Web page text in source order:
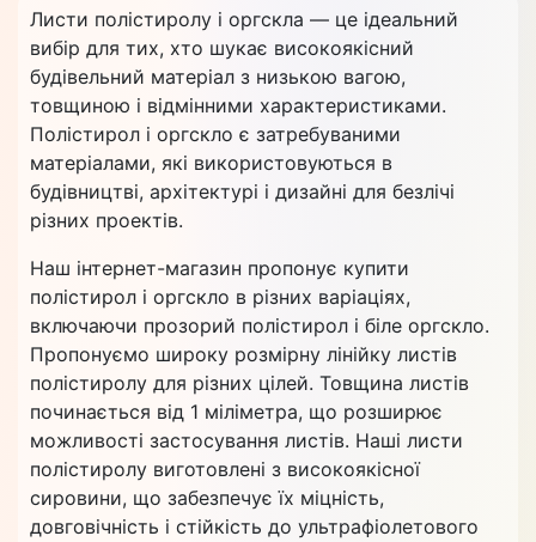
Листи полістиролу і оргскла — це ідеальний
вибір для тих, хто шукає високоякісний
будівельний матеріал з низькою вагою,
товщиною і відмінними характеристиками.
Полістирол і оргскло є затребуваними
матеріалами, які використовуються в
будівництві, архітектурі і дизайні для безлічі
різних проектів.
Наш інтернет-магазин пропонує купити
полістирол і оргскло в різних варіаціях,
включаючи прозорий полістирол і біле оргскло.
Пропонуємо широку розмірну лінійку листів
полістиролу для різних цілей. Товщина листів
починається від 1 міліметра, що розширює
можливості застосування листів. Наші листи
полістиролу виготовлені з високоякісної
сировини, що забезпечує їх міцність,
довговічність і стійкість до ультрафіолетового